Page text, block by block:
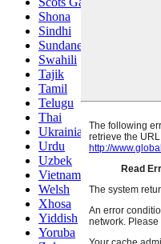
Shona
Sindhi
Sundanese
Swahili
Tajik
Tamil
Telugu
Thai
Ukrainian
Urdu
Uzbek
Vietnamese
Welsh
Xhosa
Yiddish
Yoruba